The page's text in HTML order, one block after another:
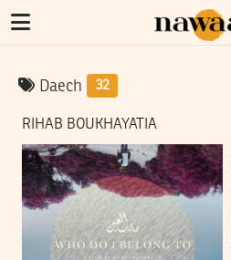
Daech 32
RIHAB BOUKHAYATIA